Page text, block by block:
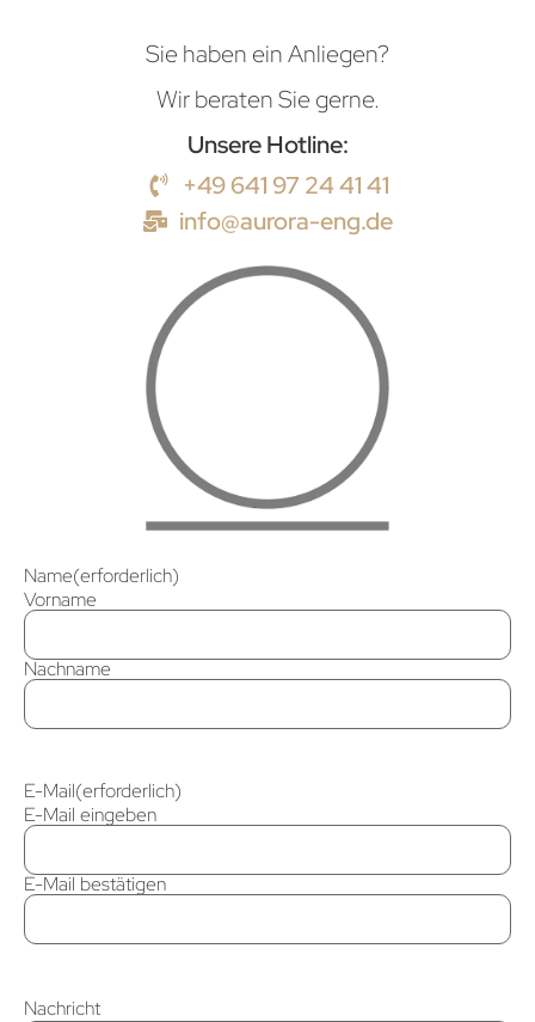
Sie haben ein Anliegen?
Wir beraten Sie gerne.
Unsere Hotline:
+49 641 97 24 41 41
info@aurora-eng.de
Name(erforderlich)
Vorname
Nachname
E-Mail(erforderlich)
E-Mail eingeben
E-Mail bestätigen
Nachricht